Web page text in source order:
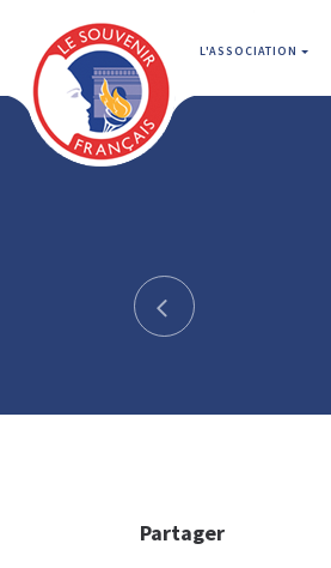
L'ASSOCIATION
Partager